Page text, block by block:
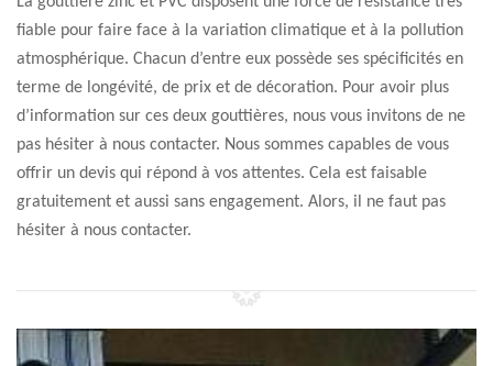
fiable pour faire face à la variation climatique et à la pollution
atmosphérique. Chacun d’entre eux possède ses spécificités en
terme de longévité, de prix et de décoration. Pour avoir plus
d’information sur ces deux gouttières, nous vous invitons de ne
pas hésiter à nous contacter. Nous sommes capables de vous
offrir un devis qui répond à vos attentes. Cela est faisable
gratuitement et aussi sans engagement. Alors, il ne faut pas
hésiter à nous contacter.